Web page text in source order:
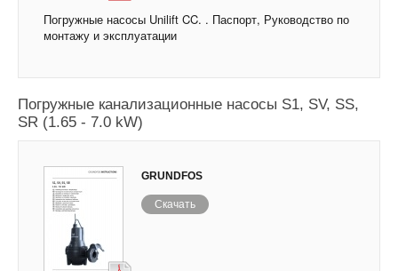
Погружные насосы Unilift CC. . Паспорт, Руководство по
монтажу и эксплуатации
Погружные канализационные насосы S1, SV, SS,
SR (1.65 - 7.0 kW)
GRUNDFOS
Скачать